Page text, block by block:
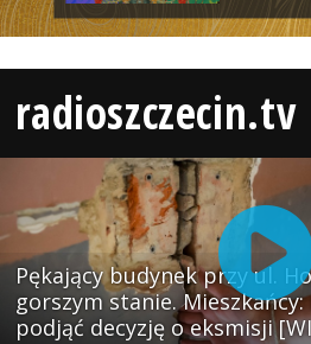
radioszczecin.tv
Pękający budynek przy ul.
gorszym stanie.
podjąć decyzję o eksmisji